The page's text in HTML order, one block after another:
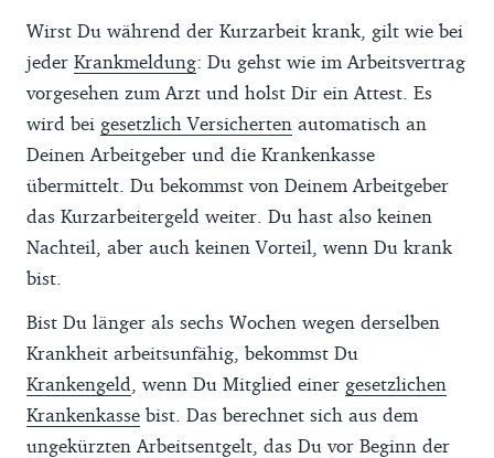
Wirst Du während der Kurzarbeit krank, gilt wie bei
jeder Krankmeldung: Du gehst wie im Arbeitsvertrag
vorgesehen zum Arzt und holst Dir ein Attest. Es
wird bei gesetzlich Versicherten automatisch an
Deinen Arbeitgeber und die Krankenkasse
übermittelt. Du bekommst von Deinem Arbeitgeber
das Kurzarbeitergeld weiter. Du hast also keinen
Nachteil, aber auch keinen Vorteil, wenn Du krank
bist.
Bist Du länger als sechs Wochen wegen derselben
Krankheit arbeitsunfähig, bekommst Du
Krankengeld , wenn Du Mitglied einer gesetzlichen
Krankenkasse bist. Das berechnet sich aus dem
ungekürzten Arbeitsentgelt, das Du vor Beginn der